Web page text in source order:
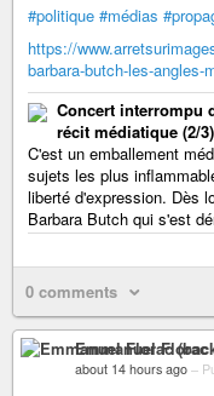
#politique #médias
https://
barbara-butch-les-angles-
Concert interrompu
récit médiatique (2/
C'est un emballement
sujets les plus
liberté d'expression. Dès
Barbara Butch qui s'est
0 comments
Emmanuel Florac
about 14 hours ago –